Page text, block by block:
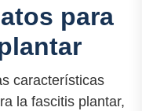
para
características
la fascitis plantar,